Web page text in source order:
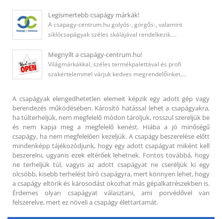
Legismertebb csapágy márkák!
A csapagy-centrum.hu golyós-, görgős-, valamint
siklócsapágyak széles skálájával rendelkezik.…
Megnyílt a csapágy-centrum.hu!
Világmárkákkal, széles termékpalettával és profi
szakértelemmel várjuk kedves megrendelőinket.…
A csapágyak elengedhetetlen elemeit képzik egy adott gép vagy
berendezés működésében. Károsító hatással lehet a csapágyakra,
ha túlterheljük, nem megfelelő módon tároljuk, rosszul szereljük be
és nem kapja meg a megfelelő kenést. Hiába a jó minőségű
csapágy, ha nem megfelelően kezeljük. A csapágy beszerelése előtt
mindenképp tájékozódjunk, hogy egy adott csapágyat miként kell
beszerelni, ugyanis ezek eltérőek lehetnek. Fontos továbbá, hogy
ne terheljük túl, vagyis az adott csapágyat ne cseréljük ki egy
olcsóbb, kisebb terhelést bíró csapágyra, mert könnyen lehet, hogy
a csapágy eltörik és károsodást okozhat más gépalkatrészekben is.
Érdemes olyan csapágyat választani, ami porvédővel van
felszerelve, mert ez növeli a csapágy élettartamát.